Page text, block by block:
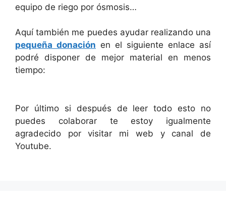
equipo de riego por ósmosis…
Aquí también me puedes ayudar realizando una
pequeña donación en el siguiente enlace así
podré disponer de mejor material en menos
tiempo:
Por último si después de leer todo esto no
puedes colaborar te estoy igualmente
agradecido por visitar mi web y canal de
Youtube.